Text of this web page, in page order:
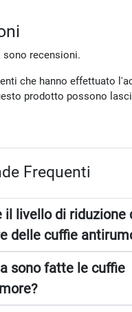
sono recensioni.
che hanno effettuato
prodotto possono
Frequenti
il livello di riduzione
delle cuffie
sono fatte le cuffie